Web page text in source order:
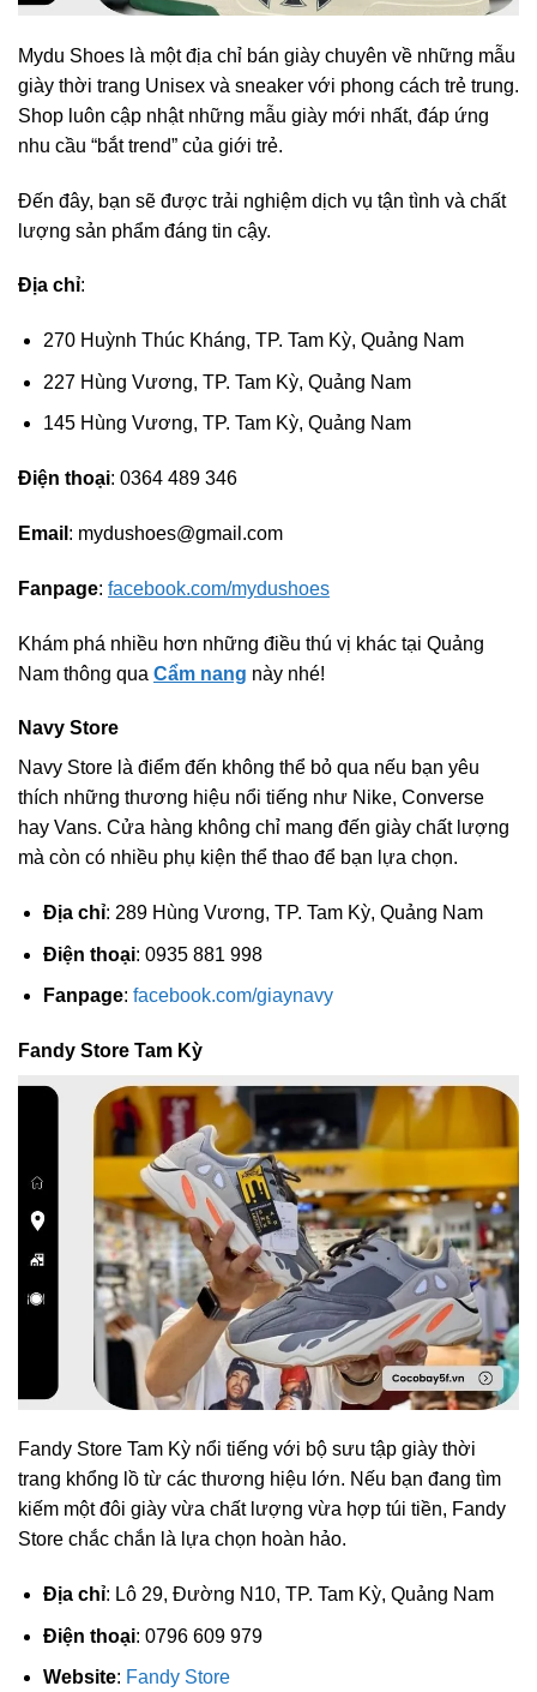
Mydu Shoes là một địa chỉ bán giày chuyên về những mẫu
giày thời trang Unisex và sneaker với phong cách trẻ trung.
Shop luôn cập nhật những mẫu giày mới nhất, đáp ứng
nhu cầu “bắt trend” của giới trẻ.
Đến đây, bạn sẽ được trải nghiệm dịch vụ tận tình và chất
lượng sản phẩm đáng tin cậy.
Địa chỉ:
270 Huỳnh Thúc Kháng, TP. Tam Kỳ, Quảng Nam
227 Hùng Vương, TP. Tam Kỳ, Quảng Nam
145 Hùng Vương, TP. Tam Kỳ, Quảng Nam
Điện thoại: 0364 489 346
Email : mydushoes@gmail.com
Fanpage: facebook.com/mydushoes
Khám phá nhiều hơn những điều thú vị khác tại Quảng
Nam thông qua Cẩm nang này nhé!
Navy Store
Navy Store là điểm đến không thể bỏ qua nếu bạn yêu
thích những thương hiệu nổi tiếng như Nike, Converse
hay Vans. Cửa hàng không chỉ mang đến giày chất lượng
mà còn có nhiều phụ kiện thể thao để bạn lựa chọn.
Địa chỉ: 289 Hùng Vương, TP. Tam Kỳ, Quảng Nam
Điện thoại: 0935 881 998
Fanpage: facebook.com/giaynavy
Fandy Store Tam Kỳ
Fandy Store Tam Kỳ nổi tiếng với bộ sưu tập giày thời
trang khổng lồ từ các thương hiệu lớn. Nếu bạn đang tìm
kiếm một đôi giày vừa chất lượng vừa hợp túi tiền, Fandy
Store chắc chắn là lựa chọn hoàn hảo.
Địa chỉ: Lô 29, Đường N10, TP. Tam Kỳ, Quảng Nam
Điện thoại: 0796 609 979
Website: Fandy Store